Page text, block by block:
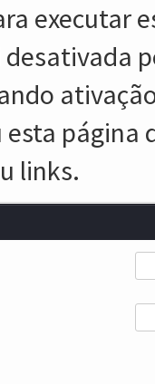
executar
esta
links.